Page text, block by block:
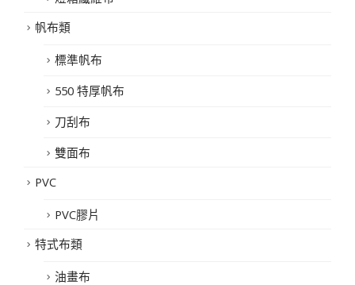
帆布類
標準帆布
550 特厚帆布
刀刮布
雙面布
PVC
PVC膠片
特式布類
油畫布